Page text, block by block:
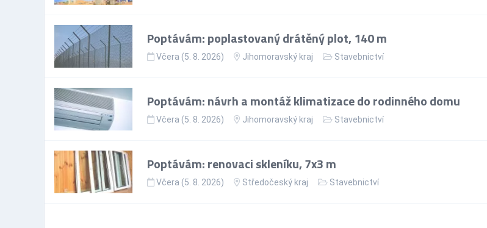
Poptávám: poplastovaný drátěný plot, 140 m
Včera (5. 8. 2026) Jihomoravský kraj Stavebnictví
Poptávám: návrh a montáž klimatizace do rodinného domu
Včera (5. 8. 2026) Jihomoravský kraj Stavebnictví
Poptávám: renovaci skleníku, 7x3 m
Včera (5. 8. 2026) Středočeský kraj Stavebnictví